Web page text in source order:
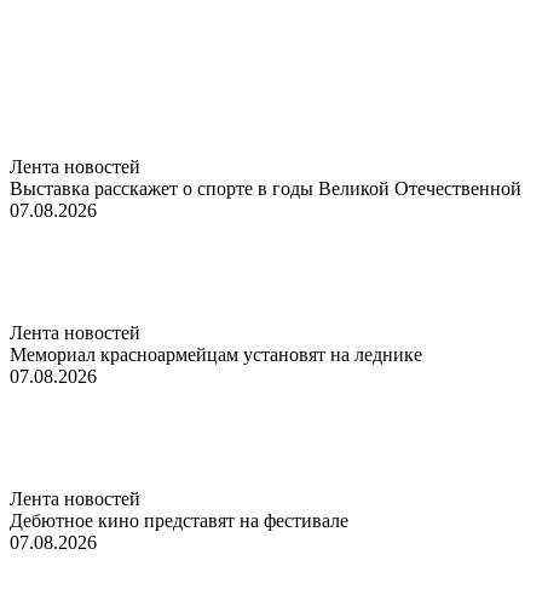
Лента новостей
Выставка расскажет о спорте в годы Великой Отечественной
07.08.2026
Лента новостей
Мемориал красноармейцам установят на леднике
07.08.2026
Лента новостей
Дебютное кино представят на фестивале
07.08.2026